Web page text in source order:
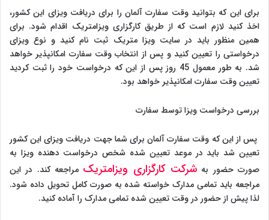
برای این که بتوانید وقت سفارت آلمان را برای دریافت ویزای این کشور،
اخذ کنید لازم است که از طریق کارگزاری ویزامتریک اقدام شود. برای
همین منظور باید در سایت ویزا متریک ثبت نام کنید و نوع ویزای
درخواستی را تعیین کنید و پس از انتخاب وقت سفارت امکانپذیر خواهد
شد. به طور معمول 45 روز پس از این که درخواست خود را ثبت کردید
تعیین وقت سفارت امکانپذیر خواهد بود.
بررسی درخواست ویزا توسط سفارت
پس از این که وقت سفارت آلمان برای شما جهت دریافت ویزای این کشور
تعیین شد باید در موعد تعیین شده شخص درخواست دهنده ویزا به
صورت حضور به شرکت کارگزاری ویزامتریک مراجعه کند. در این
مراجعه باید تمامی مدارک خواسته شده به صورت کامل تحویل داده شود.
لذا پیش از حضور در وقت تعیین شده تمامی مدارک را آماده کنید.